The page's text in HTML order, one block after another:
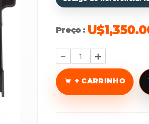
Preço :
1
+ CARRINHO